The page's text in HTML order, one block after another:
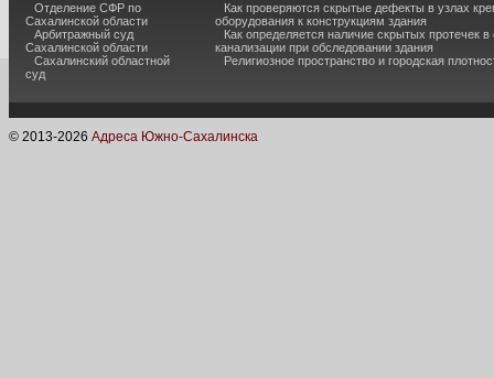
Отделение СФР по
Сахалинской области
Арбитражный суд
Сахалинской области
Сахалинский областной
суд
Как проверяются скрытые дефекты в узлах
оборудования к конструкциям здания
Как определяется наличие скрытых протечек
канализации при обследовании здания
Религиозное пространство и городская
© 2013-2026 Адреса Южно-Сахалинска